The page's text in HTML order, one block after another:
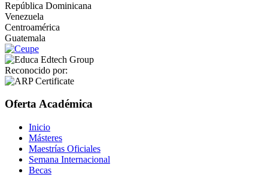
República Dominicana
Venezuela
Centroamérica
Guatemala
Reconocido por:
Oferta Académica
Inicio
Másteres
Maestrías Oficiales
Semana Internacional
Becas